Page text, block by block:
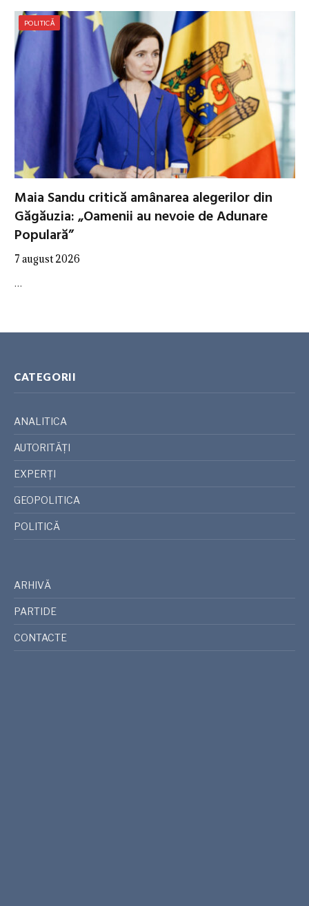
POLITICĂ
Maia Sandu critică amânarea alegerilor din
Găgăuzia: „Oamenii au nevoie de Adunare
Populară”
7 august 2026
…
CATEGORII
ANALITICA
AUTORITĂȚI
EXPERȚI
GEOPOLITICA
POLITICĂ
ARHIVĂ
PARTIDE
CONTACTE